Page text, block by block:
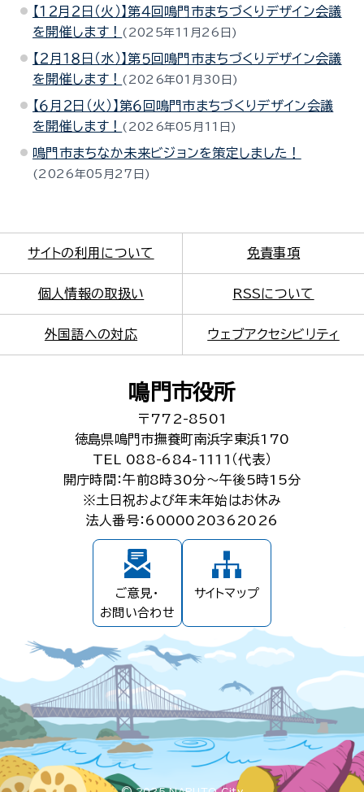
【１２月２日（火）】第４回鳴門市まちづくりデザイン会議
を開催します！
2025年11月26日
【２月１８日（水）】第５回鳴門市まちづくりデザイン会議
を開催します！
2026年01月30日
【６月２日（火）】第６回鳴門市まちづくりデザイン会議
を開催します！
2026年05月11日
鳴門市まちなか未来ビジョンを策定しました！
2026年05月27日
サイトの利用について 免責事項
個人情報の取扱い RSSについて
外国語への対応 ウェブアクセシビリティ
鳴門市役所
〒772-8501
徳島県鳴門市撫養町南浜字東浜170
TEL 088-684-1111（代表）
開庁時間：午前8時30分～午後5時15分
※土日祝および年末年始はお休み
法人番号：6000020362026
ご意見・
お問い合わせ
サイトマップ